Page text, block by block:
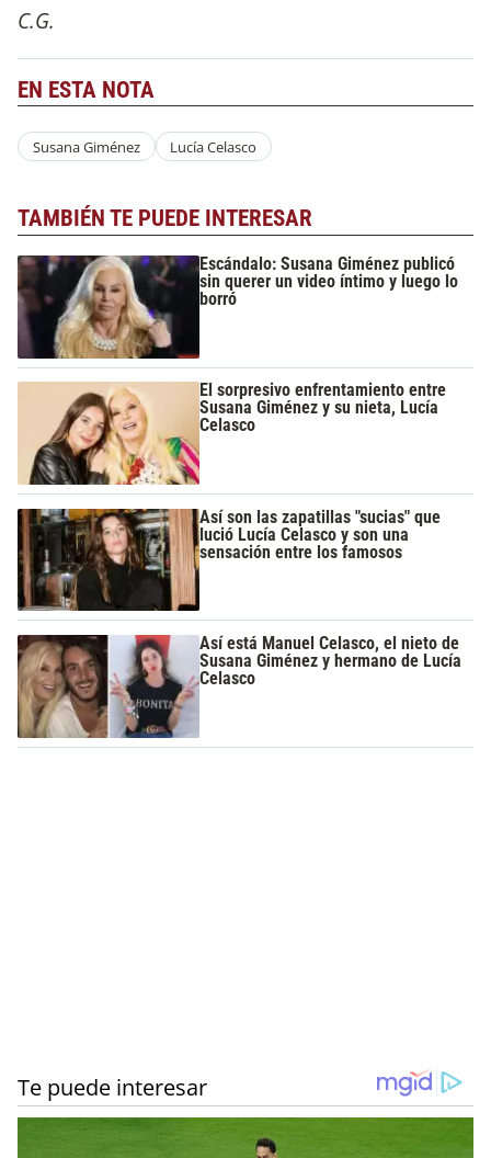
C.G.
EN ESTA NOTA
Susana Giménez Lucía Celasco
TAMBIÉN TE PUEDE INTERESAR
Escándalo: Susana Giménez publicó
sin querer un video íntimo y luego lo
borró
El sorpresivo enfrentamiento entre
Susana Giménez y su nieta, Lucía
Celasco
Así son las zapatillas "sucias" que
lució Lucía Celasco y son una
sensación entre los famosos
Así está Manuel Celasco, el nieto de
Susana Giménez y hermano de Lucía
Celasco